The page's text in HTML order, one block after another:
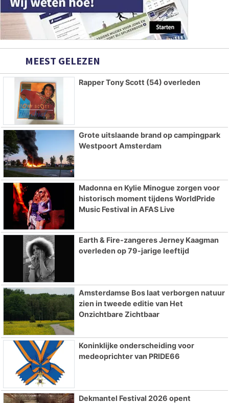
MEEST GELEZEN
Rapper Tony Scott (54) overleden
Grote uitslaande brand op campingpark
Westpoort Amsterdam
Madonna en Kylie Minogue zorgen voor
historisch moment tijdens WorldPride
Music Festival in AFAS Live
Earth & Fire-zangeres Jerney Kaagman
overleden op 79-jarige leeftijd
Amsterdamse Bos laat verborgen natuur
zien in tweede editie van Het
Onzichtbare Zichtbaar
Koninklijke onderscheiding voor
medeoprichter van PRIDE66
Dekmantel Festival 2026 opent